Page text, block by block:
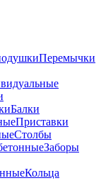
Перемычки
Балки
Приставки
Столбы
Заборы
Кольца